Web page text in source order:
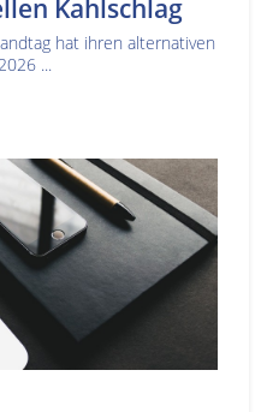
Kahlschlag
hat ihren alternativen
...